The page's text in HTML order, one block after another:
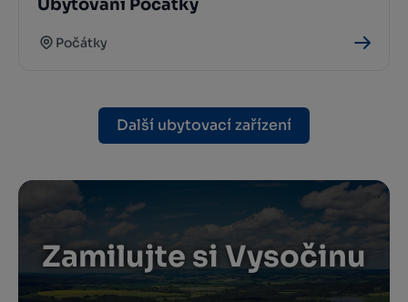
Ubytování Počátky
Počátky
Další ubytovací zařízení
Zamilujte si Vysočinu